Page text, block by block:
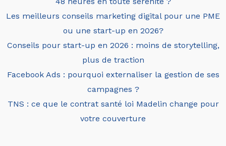
Les meilleurs conseils marketing digital pour une PME
ou une start-up en 2026?
Conseils pour start-up en 2026 : moins de storytelling,
plus de traction
Facebook Ads : pourquoi externaliser la gestion de ses
campagnes ?
TNS : ce que le contrat santé loi Madelin change pour
votre couverture